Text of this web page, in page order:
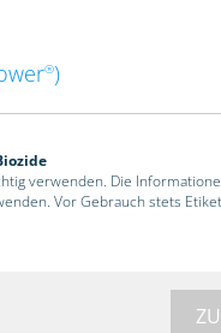
®)
verwenden. Die
Vor Gebrauch stets